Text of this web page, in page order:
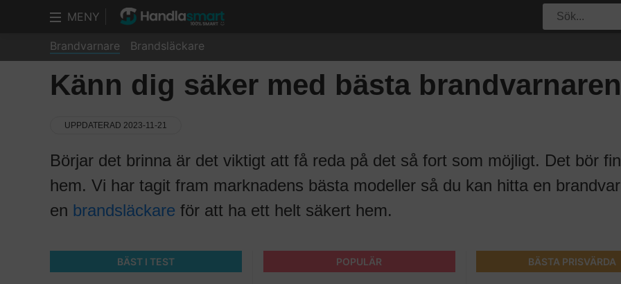
MENY
Brandvarnare Brandsläckare
Känn dig säker med bästa
UPPDATERAD 2023-11-21
Börjar det brinna är det viktigt att få reda på det så fort som möjligt. Det bör
hem. Vi har tagit fram marknadens bästa modeller så du kan hitta en
en brandsläckare för att ha ett helt säkert hem.
BÄST I TEST POPULÄR BÄSTA PRISVÄRDA